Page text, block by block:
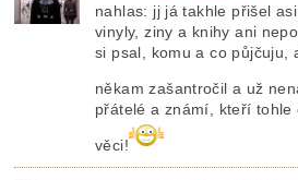
nahlas: jj já takhle přišel
vinyly, ziny a knihy ani
si psal, komu a co půjčuju,
někam zašantročil a už
přátelé a známí, kteří tohle
věci!